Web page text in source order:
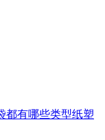
都有哪些类型‌纸塑